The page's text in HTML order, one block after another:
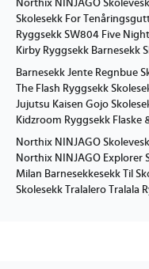
Barnesekk Jente Regnbue
Kidzroom Ryggsekk Flaske
Northix NINJAGO Explorer
Milan Barnesekkesekk Til